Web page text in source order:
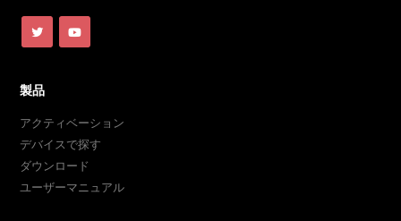
製品
アクティベーション
デバイスで探す
ダウンロード
ユーザーマニュアル